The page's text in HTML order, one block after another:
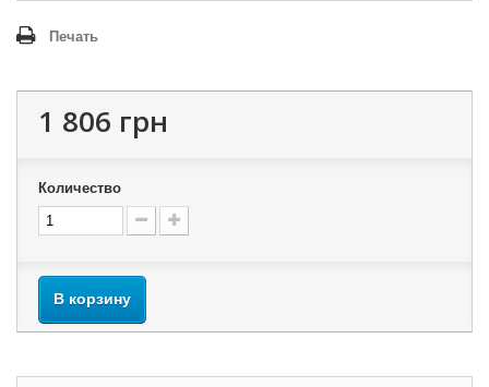
Печать
1 806 грн
Количество
В корзину